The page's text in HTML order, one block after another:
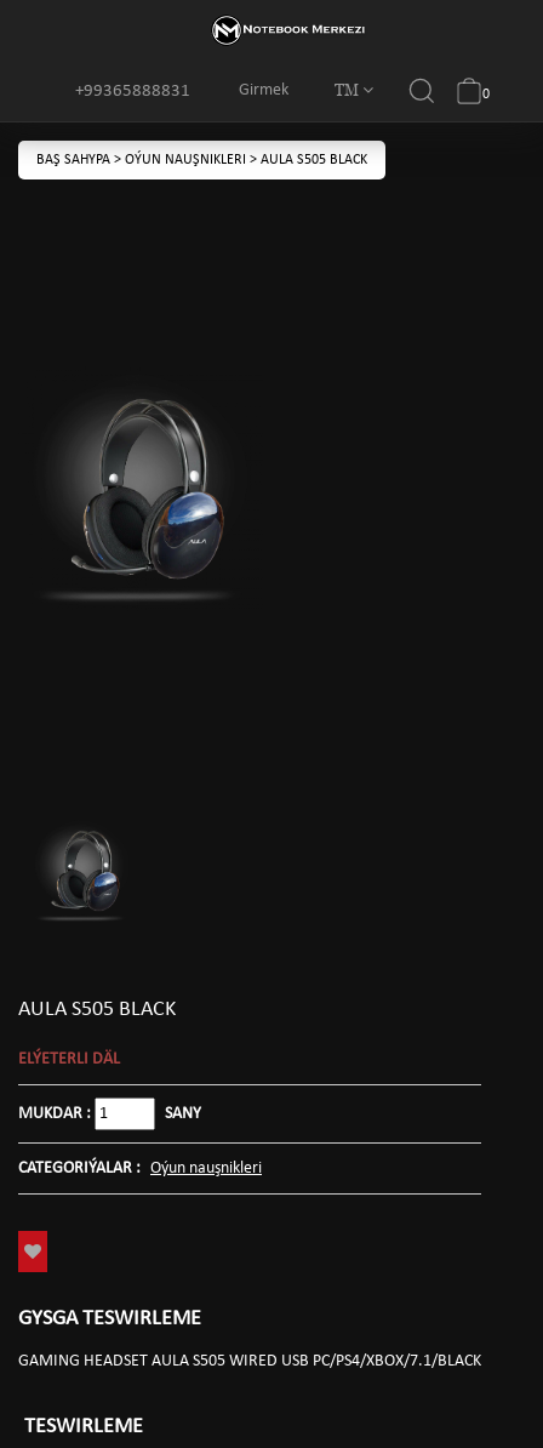
Girmek TM
+99365888831 0
BAŞ SAHYPA > OÝUN NAUŞNIKLERI > AULA S505 BLACK
AULA S505 BLACK
ELÝETERLI DÄL
MUKDAR : SANY
CATEGORIÝALAR : Oýun nauşnikleri
GYSGA TESWIRLEME
GAMING HEADSET AULA S505 WIRED USB PC/PS4/XBOX/7.1/BLACK
TESWIRLEME